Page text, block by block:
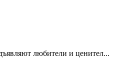
любители и ценител...